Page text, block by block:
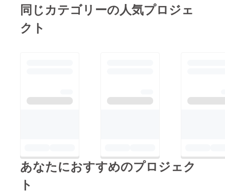
同じカテゴリーの人気プロジェ
クト
あなたにおすすめのプロジェク
ト